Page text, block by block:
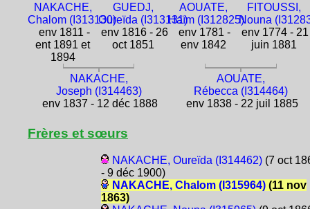
NAKACHE,
Chalom (I313130)
env 1811 -
ent 1891 et
1894
GUEDJ,
Oureïda (I313131)
env 1816 - 26
oct 1851
AOUATE,
Haïm (I312825)
env 1781 -
env 1842
FITOUSSI,
Nouna
env 1774 - 21
juin 1881
NAKACHE,
Joseph (I314463)
env 1837 - 12 déc 1888
AOUATE,
Rébecca (I314464)
env 1838 - 22 juil 1885
Frères et sœurs
NAKACHE, Oureïda (I314462)(7 oct
- 9 déc 1900)
NAKACHE, Chalom (I315964)(11 nov
1863)